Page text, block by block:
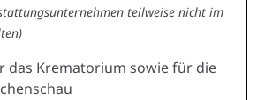
teilweise nicht im
das Krematorium sowie für die